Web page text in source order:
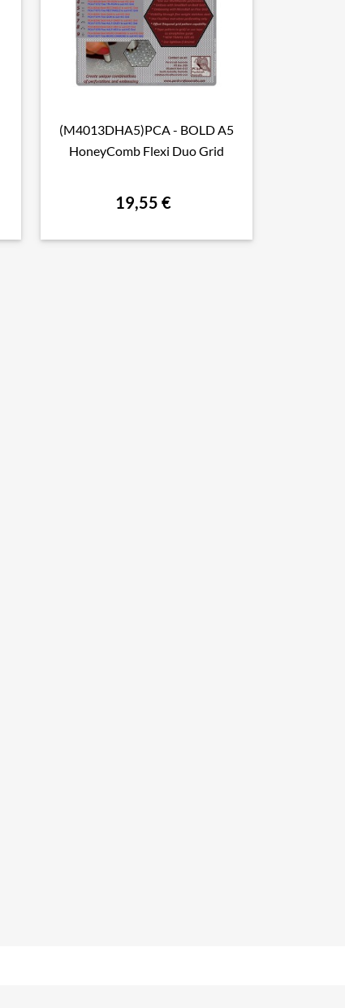
 Aperçu rapide
(M4013DHA5)PCA - BOLD A5
HoneyComb Flexi Duo Grid
19,55 €